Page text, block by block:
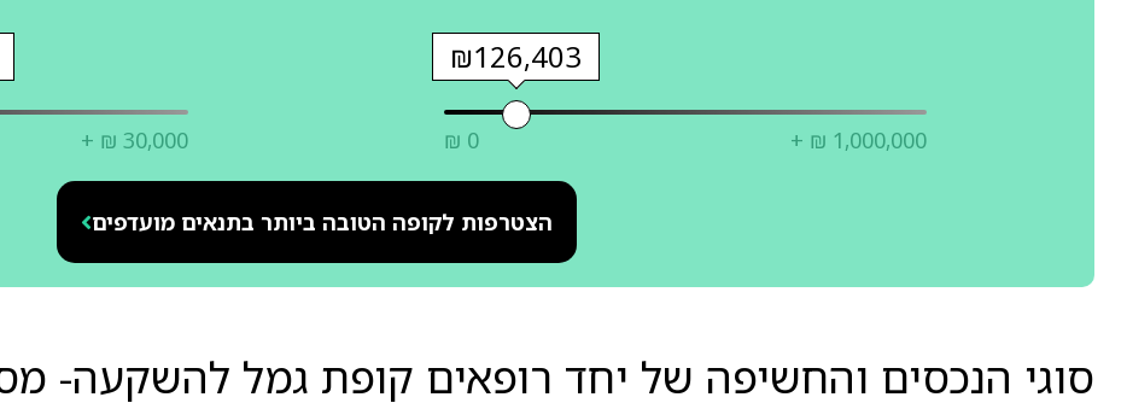
₪126,403
₪ 0 + ₪ 1,000,000
+ ₪ 30,000
הצטרפות לקופה הטובה ביותר בתנאים מועדפים
סוגי הנכסים והחשיפה של יחד רופאים קופת גמל להשקעה-